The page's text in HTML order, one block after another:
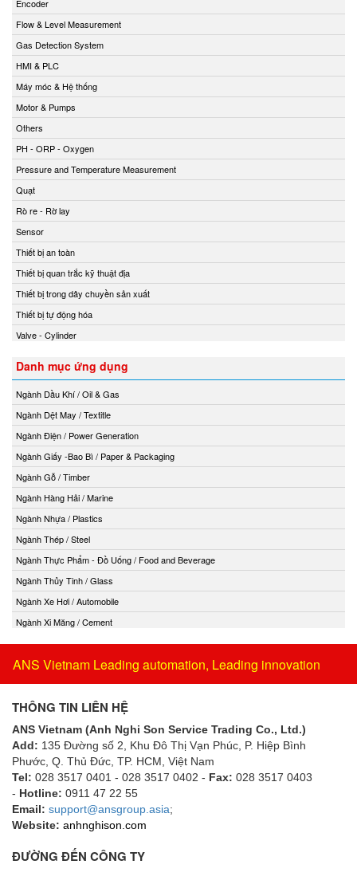
Encoder
Flow & Level Measurement
Gas Detection System
HMI & PLC
Máy móc & Hệ thống
Motor & Pumps
Others
PH - ORP - Oxygen
Pressure and Temperature Measurement
Quạt
Rò re - Rờ lay
Sensor
Thiết bị an toàn
Thiết bị quan trắc kỹ thuật địa
Thiết bị trong dây chuyền sản xuất
Thiết bị tự động hóa
Valve - Cylinder
Danh mục ứng dụng
Ngành Dầu Khí / Oil & Gas
Ngành Dệt May / Textitle
Ngành Điện / Power Generation
Ngành Giấy -Bao Bì / Paper & Packaging
Ngành Gỗ / Timber
Ngành Hàng Hải / Marine
Ngành Nhựa / Plastics
Ngành Thép / Steel
Ngành Thực Phẩm - Đồ Uống / Food and Beverage
Ngành Thủy Tinh / Glass
Ngành Xe Hơi / Automobile
Ngành Xi Măng / Cement
ANS Vietnam Leading automation, Leading innovation
THÔNG TIN LIÊN HỆ
ANS Vietnam (Anh Nghi Son Service Trading Co., Ltd.)
Add: 135 Đường số 2, Khu Đô Thị Vạn Phúc, P. Hiệp Bình
Phước, Q. Thủ Đức, TP. HCM , Việt Nam
Tel: 028 3517 0401 - 028 3517 0402 - Fax: 028 3517 0403
- Hotline: 0911 47 22 55
Email: support@ansgroup.asia;
Website: anhnghison.com
ĐƯỜNG ĐẾN CÔNG TY